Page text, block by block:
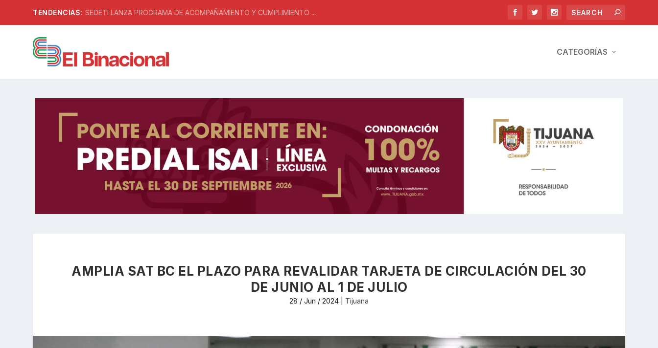
TENDENCIAS: SEDETI LANZA PROGRAMA DE ACOMPAÑAMIENTO Y CUMPLIMIENTO ...
CATEGORÍAS
AMPLIA SAT BC EL PLAZO PARA REVALIDAR TARJETA DE CIRCULACIÓN DEL 30
DE JUNIO AL 1 DE JULIO
28 / Jun / 2024 Tijuana